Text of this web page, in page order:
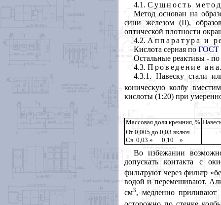
4.1. Сущность
Метод основан на
сини железом (II),
оптической плотности
4.2. Аппаратура и
Кислота серная по ГОСТ
Остальные реактивы -
4.3. Проведение
4.3.1. Навеску стали
коническую колбу
кислоты (1:20) при
Массовая доля кремния, %
От 0,005 до 0,03 включ.
Св. 0,03 » 0,10 »
Во избежании
допускать контакта с
фильтруют через фильтр
водой и перемешивают.
см3, медленно приливают